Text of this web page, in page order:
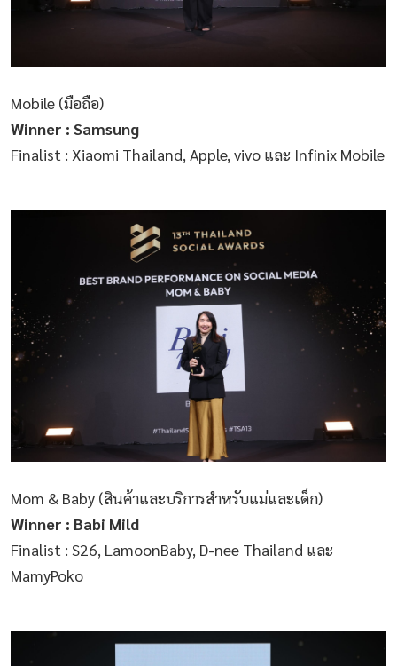
Mobile (มือถือ)
Winner : Samsung
Finalist : Xiaomi Thailand, Apple, vivo และ Infinix Mobile
Mom & Baby (สินค้าและบริการสำหรับแม่และเด็ก)
Winner : Babi Mild
Finalist : S26, LamoonBaby, D-nee Thailand และ
MamyPoko